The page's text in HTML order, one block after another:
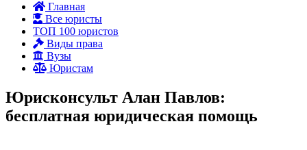
Главная
Все юристы
ТОП 100 юристов
Виды права
Вузы
Юристам
Юрисконсульт Алан Павлов:
бесплатная юридическая помощь